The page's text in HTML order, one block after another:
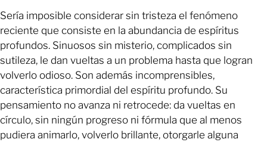
Sería imposible considerar sin tristeza el fenómeno
reciente que consiste en la abundancia de espíritus
profundos. Sinuosos sin misterio, complicados sin
sutileza, le dan vueltas a un problema hasta que logran
volverlo odioso. Son además incomprensibles,
característica primordial del espíritu profundo. Su
pensamiento no avanza ni retrocede: da vueltas en
círculo, sin ningún progreso ni fórmula que al menos
pudiera animarlo, volverlo brillante, otorgarle alguna